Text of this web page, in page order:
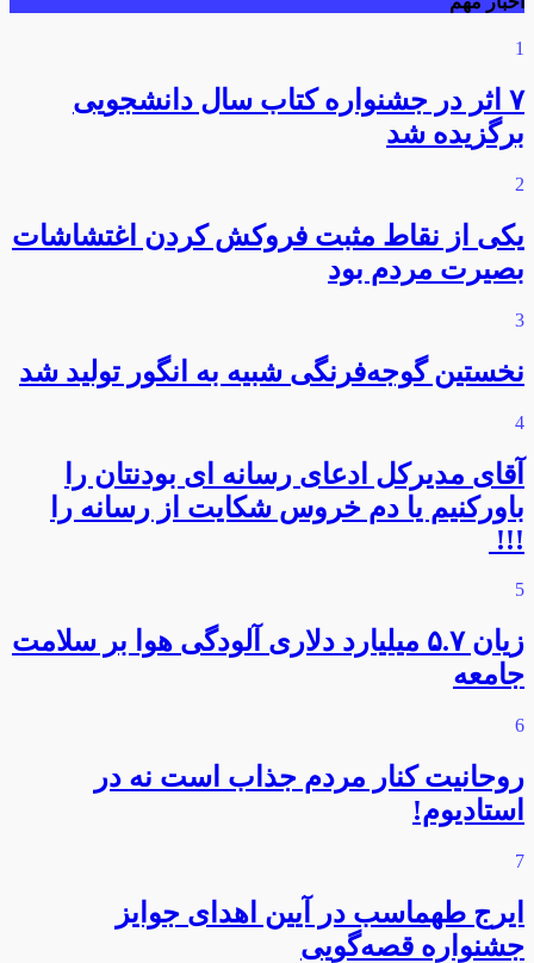
1
۷ اثر در جشنواره کتاب سال دانشجویی
برگزیده شد
2
یکی از نقاط مثبت فروکش کردن اغتشاشات
بصیرت مردم بود
3
نخستین گوجه‌فرنگی شبیه به انگور تولید شد
4
آقای مدیرکل ادعای رسانه ای بودنتان را
باورکنیم یا دم خروس شکایت از رسانه را
!!!
5
زیان ۵.۷ میلیارد دلاری آلودگی هوا بر سلامت
جامعه
6
روحانیت کنار مردم جذاب است نه در
استادیوم!
7
ایرج طهماسب در آیین اهدای جوایز
جشنواره قصه‌گویی